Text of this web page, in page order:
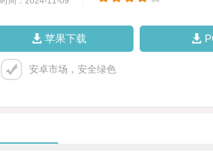
苹果下载
安卓市场，安全绿色